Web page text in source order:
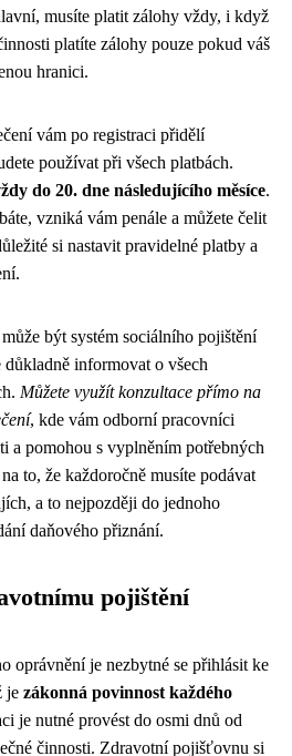
musíte platit zálohy vždy, i když
platíte zálohy pouze pokud váš
hranici.
vám po registraci přidělí
používat při všech platbách.
do 20. dne následujícího měsíce.
vzniká vám penále a můžete čelit
si nastavit pravidelné platby a
být systém sociálního pojištění
informovat o všech
Můžete využít konzultace přímo na
, kde vám odborní pracovníci
a pomohou s vyplněním potřebných
to, že každoročně musíte podávat
a to nejpozději do jednoho
daňového přiznání.
pojištění
oprávnění je nezbytné se přihlásit ke
je zákonná povinnost každého
je nutné provést do osmi dnů od
činnosti. Zdravotní pojišťovnu si